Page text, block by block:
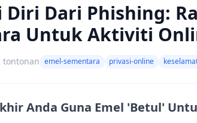
Dari Phishing:
Untuk Aktiviti
tontonan emel-sementara privasi-online
Anda Guna Emel 'Betul'